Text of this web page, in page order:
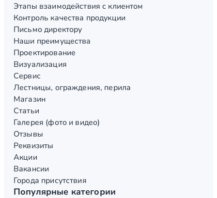
Этапы взаимодействия с клиентом
Контроль качества продукции
Письмо директору
Наши преимущества
Проектирование
Визуализация
Сервис
Лестницы, ограждения, перила
Магазин
Статьи
Галерея (фото и видео)
Отзывы
Реквизиты
Акции
Вакансии
Города присутствия
Популярные категории